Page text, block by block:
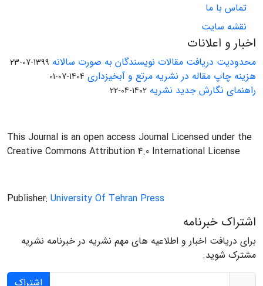
تماس با ما
نقشه سایت
اخبار و اعلانات
محدودیت دریافت مقالات نویسندگان به صورت سالانه 1399-07-23
هزینه چاپ مقاله در نشریه مرتع و آبخیزداری 1404-07-01
راهنمای نگارش جدید نشریه 1402-04-22
This Journal is an open access Journal Licensed under the
Creative Commons Attribution 4.0 International License
Publisher: University Of Tehran Press
اشتراک خبرنامه
برای دریافت اخبار و اطلاعیه های مهم نشریه در خبرنامه نشریه
مشترک شوید.
اشتراک